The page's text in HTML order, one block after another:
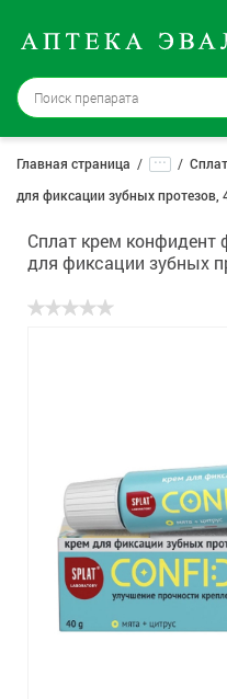
Москва→
12 аптек
Войти |
Доставка и оплата
Способ получения:
Гигиена
Изделия медицинского
Планирование семьи
Главная страница ...
для фиксации зубных протезов,
Сплат крем конфидент
для фиксации зубных